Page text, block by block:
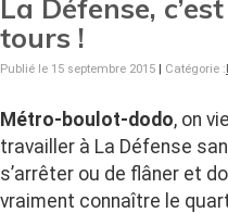
La Défense,
tours !
Publié le 15 septembre 2015 Catégorie :
Métro-boulot-dodo, on
travailler à La Défense
s’arrêter ou de flâner et
vraiment connaître le